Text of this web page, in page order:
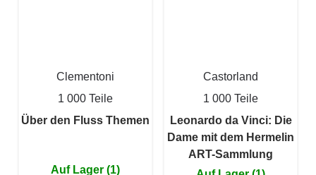
Clementoni
1 000 Teile
Über den Fluss Themen
Auf Lager (1)
Castorland
1 000 Teile
Leonardo da Vinci: Die
Dame mit dem Hermelin
ART-Sammlung